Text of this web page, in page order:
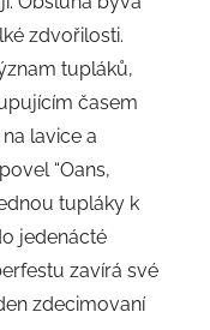
zdvořilosti.
tupláků,
časem
lavice a
“Oans,
tupláky k
jedenácté
zavírá své
zdecimovaní